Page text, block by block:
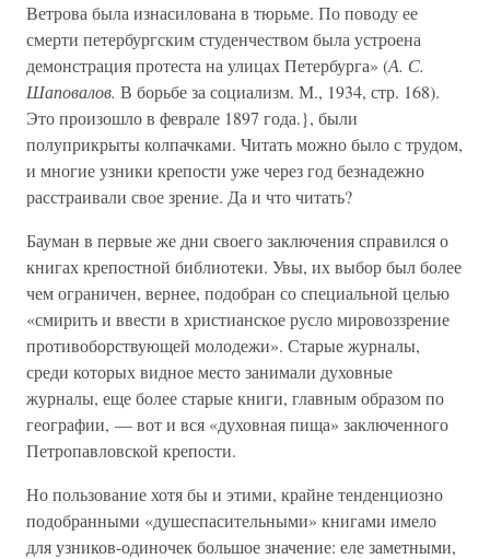
Ветрова была изнасилована в тюрьме. По поводу ее
смерти петербургским студенчеством была устроена
демонстрация протеста на улицах Петербурга» (А. С.
Шаповалов. В борьбе за социализм. М., 1934, стр. 168).
Это произошло в феврале 1897 года.}, были
полуприкрыты колпачками. Читать можно было с трудом,
и многие узники крепости уже через год безнадежно
расстраивали свое зрение. Да и что читать?
Бауман в первые же дни своего заключения справился о
книгах крепостной библиотеки. Увы, их выбор был более
чем ограничен, вернее, подобран со специальной целью
«смирить и ввести в христианское русло мировоззрение
противоборствующей молодежи». Старые журналы,
среди которых видное место занимали духовные
журналы, еще более старые книги, главным образом по
географии, — вот и вся «духовная пища» заключенного
Петропавловской крепости.
Но пользование хотя бы и этими, крайне тенденциозно
подобранными «душеспасительными» книгами имело
для узников-одиночек большое значение: еле заметными,